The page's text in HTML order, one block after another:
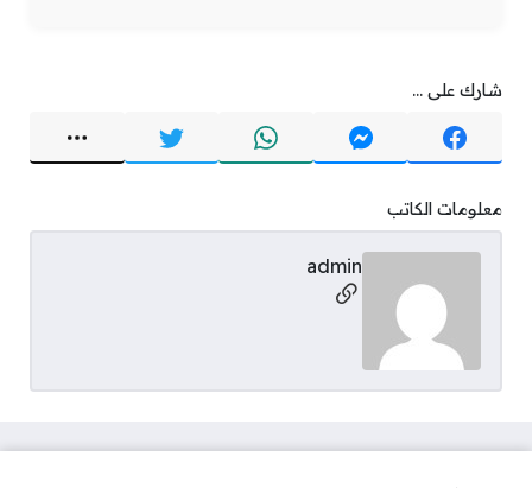
شارك على ...
معلومات الكاتب
admin
مواقع التواصل